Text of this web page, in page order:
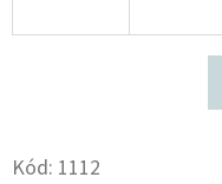
Kód: 1112